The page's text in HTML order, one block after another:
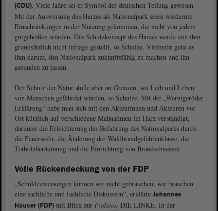
(CDU). Viele Jahre sei er Symbol der deutschen Teilung gewesen.
Mit der Ausweisung des Harzes als Nationalpark seien wiederum
Einschränkungen in der Nutzung gekommen, die nicht von jedem
gutgeheißen würden. Das Schutzkonzept des Harzes werde von ihm
grundsätzlich nicht infrage gestellt, so Schulze. Vielmehr gehe es
ihm darum, den Nationalpark zukunftsfähig zu machen und ihn
gesunden zu lassen.
Der Schutz der Natur stoße aber an Grenzen, wo Leib und Leben
von Menschen gefährdet würden, so Schulze. Mit der „Wernigeröder
Erklärung“ habe man sich mit den Akteurinnen und Akteuren vor
Ort kürzlich auf verschiedene Maßnahmen im Harz verständigt,
darunter die Erleichterung der Befahrung des Nationalparks durch
die Feuerwehr, die Änderung der Waldbrandgefahrenklasse, die
Totholzberäumung und die Einrichtung von Brandschneisen.
Volle Rückendeckung von der FDP
„Schuldzuweisungen können wir nicht gebrauchen, wir brauchen
eine sachliche und fachliche Diskussion“, erklärte Johannes
Hauser (FDP) mit Blick zur Fraktion DIE LINKE. In der